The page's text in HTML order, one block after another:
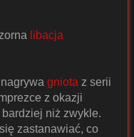
libacja
nagrywa gniota z serii
z okazji
niż zwykle.
zastanawiać, co